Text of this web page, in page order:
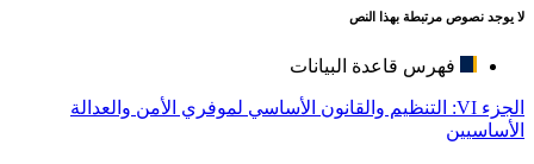
لا يوجد نصوص مرتبطة بهذا النص
فهرس قاعدة البيانات
الجزء VI: التنظيم والقانون الأساسي لموفري الأمن والعدالة
الأساسيين